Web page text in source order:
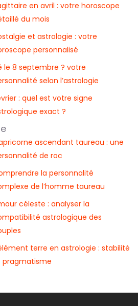
en avril : votre horoscope
du mois
et astrologie : votre
personnalisé
le 8 septembre ? votre
selon l’astrologie
: quel est votre signe
exact ?
ascendant taureau : une
de roc
la personnalité
de l’homme taureau
céleste : analyser la
astrologique des
terre en astrologie : stabilité
pragmatisme